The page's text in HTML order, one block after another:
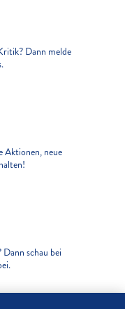
Dann melde
Aktionen, neue
schau bei